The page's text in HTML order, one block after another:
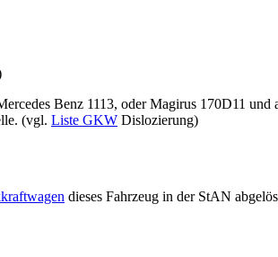
Benz 1113, oder Magirus 170D11
(vgl. Liste GKW Dislozierung)
dieses Fahrzeug in der StAN